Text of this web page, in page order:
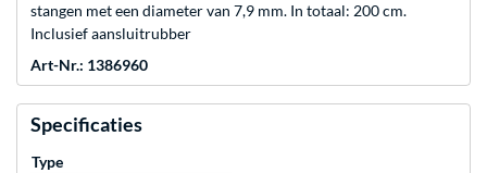
stangen met een diameter van 7,9 mm. In totaal: 200 cm.
Inclusief aansluitrubber
Art-Nr.: 1386960
Specificaties
Type